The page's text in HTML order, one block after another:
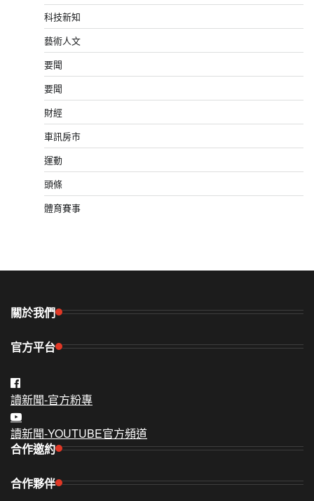
科技新知
藝術人文
要聞
要聞
財經
車訊房市
運動
頭條
體育賽事
關於我們
官方平台
讀新聞-官方粉專
讀新聞-YOUTUBE官方頻道
合作邀約
合作夥伴